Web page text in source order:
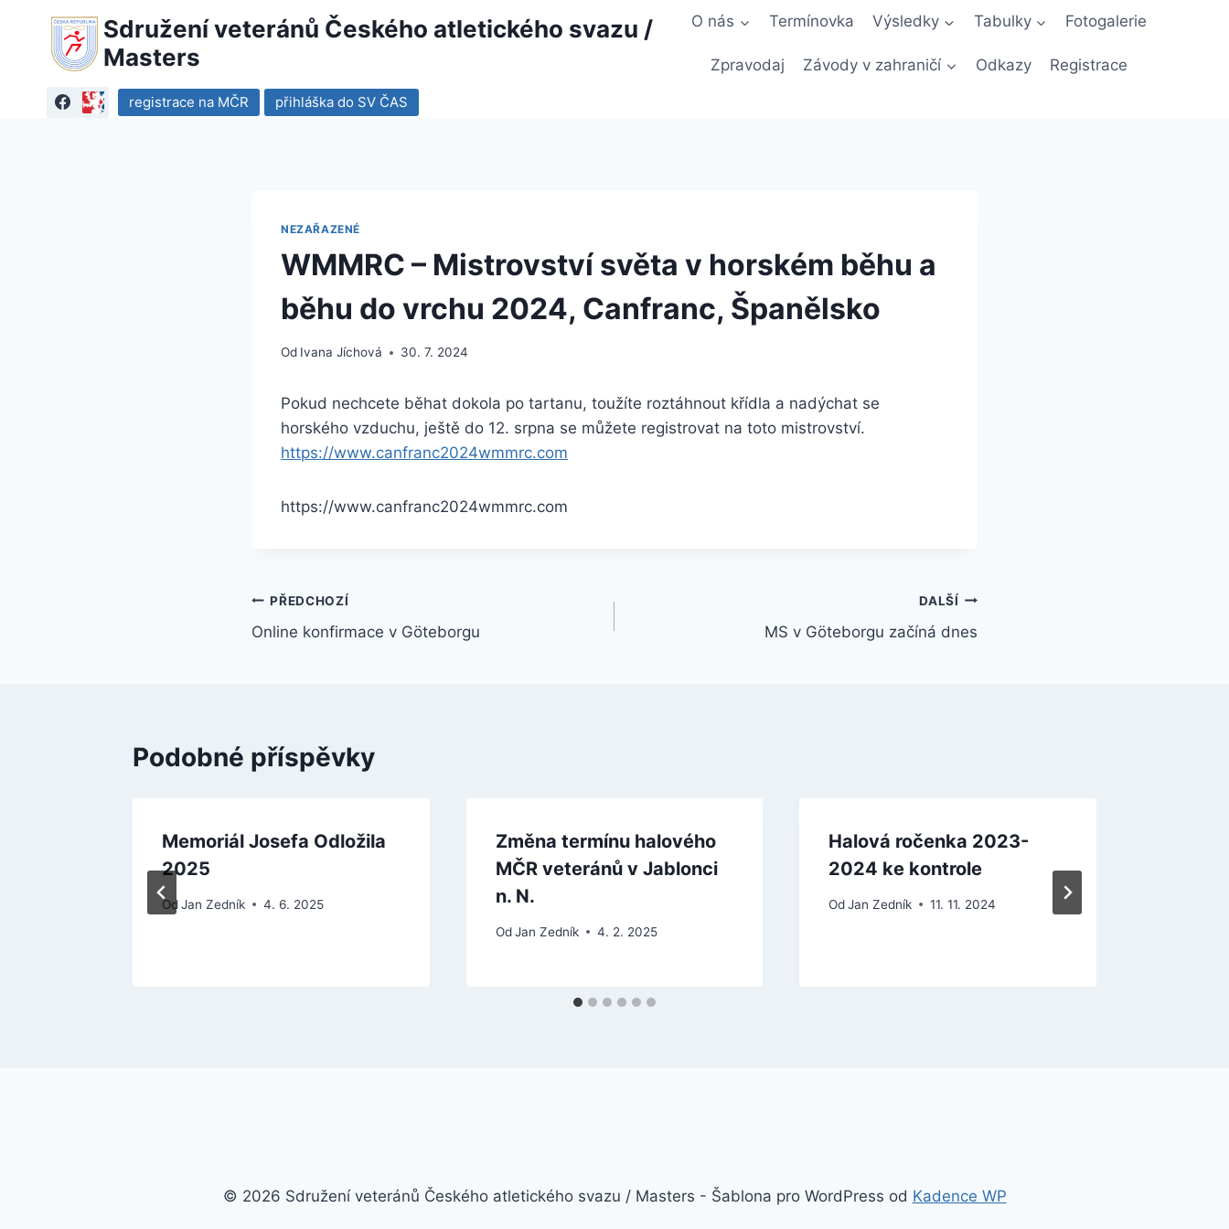
Sdružení veteránů Českého atletického svazu /
Masters
O nás Termínovka Výsledky Tabulky Fotogalerie
Zpravodaj Závody v zahraničí Odkazy Registrace
registrace na MČR přihláška do SV ČAS
NEZAŘAZENÉ
WMMRC – Mistrovství světa v horském běhu a
běhu do vrchu 2024, Canfranc, Španělsko
Od Ivana Jíchová 30. 7. 2024
Pokud nechcete běhat dokola po tartanu, toužíte roztáhnout křídla a nadýchat se
horského vzduchu, ještě do 12. srpna se můžete registrovat na toto mistrovství.
https://www.canfranc2024wmmrc.com
https://www.canfranc2024wmmrc.com
Navigace
pro
PŘEDCHOZÍ
Online konfirmace v Göteborgu
DALŠÍ
MS v Göteborgu začíná dnes
Podobné příspěvky
Memoriál Josefa Odložila
2025
OdJan Zedník 4. 6. 2025
Změna termínu halového
MČR veteránů v Jablonci
n. N.
Od Jan Zedník 4. 2. 2025
Halová ročenka 2023-
2024 ke kontrole
Od Jan Zedník 11. 11. 2024
© 2026 Sdružení veteránů Českého atletického svazu / Masters - Šablona pro WordPress od Kadence WP